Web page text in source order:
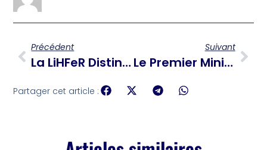
Précédent
La LiHFeR Distingue Dix Femmes D’exception Pour L’année 2025
Suivant
Le Premier Ministre Lance Les Travaux Du Tronçon Hinche–Saint-Raphaël (RN3)
Partager cet article :